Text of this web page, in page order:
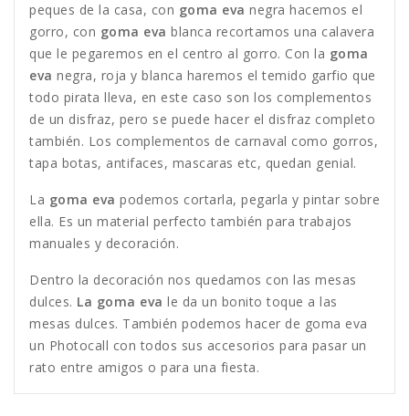
peques de la casa, con goma eva negra hacemos el
gorro, con goma eva blanca recortamos una calavera
que le pegaremos en el centro al gorro. Con la goma
eva negra, roja y blanca haremos el temido garfio que
todo pirata lleva, en este caso son los complementos
de un disfraz, pero se puede hacer el disfraz completo
también. Los complementos de carnaval como gorros,
tapa botas, antifaces, mascaras etc, quedan genial.
La goma eva podemos cortarla, pegarla y pintar sobre
ella. Es un material perfecto también para trabajos
manuales y decoración.
Dentro la decoración nos quedamos con las mesas
dulces. La goma eva le da un bonito toque a las
mesas dulces. También podemos hacer de goma eva
un Photocall con todos sus accesorios para pasar un
rato entre amigos o para una fiesta.